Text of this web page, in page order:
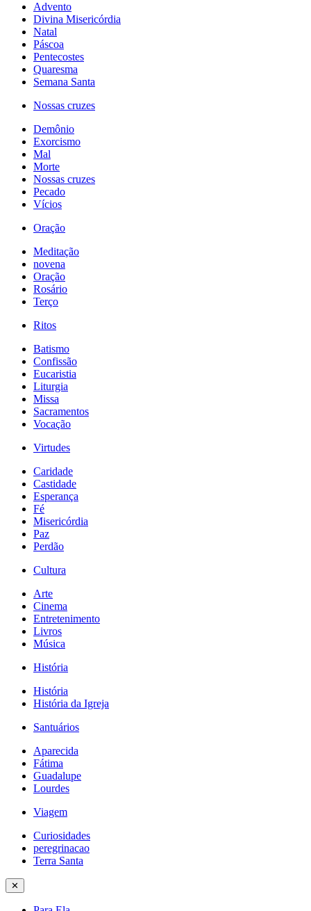
Advento
Divina Misericórdia
Natal
Páscoa
Pentecostes
Quaresma
Semana Santa
Nossas cruzes
Demônio
Exorcismo
Mal
Morte
Nossas cruzes
Pecado
Vícios
Oração
Meditação
novena
Oração
Rosário
Terço
Ritos
Batismo
Confissão
Eucaristia
Liturgia
Missa
Sacramentos
Vocação
Virtudes
Caridade
Castidade
Esperança
Fé
Misericórdia
Paz
Perdão
Cultura
Arte
Cinema
Entretenimento
Livros
Música
História
História
História da Igreja
Santuários
Aparecida
Fátima
Guadalupe
Lourdes
Viagem
Curiosidades
peregrinacao
Terra Santa
✕